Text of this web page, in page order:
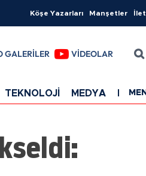
Köşe Yazarları Manşetler
GALERİLER VİDEOLAR
TEKNOLOJİ MEDYA